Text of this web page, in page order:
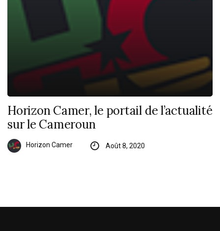
Horizon Camer, le portail de l’actualité
sur le Cameroun
Horizon Camer Août 8, 2020